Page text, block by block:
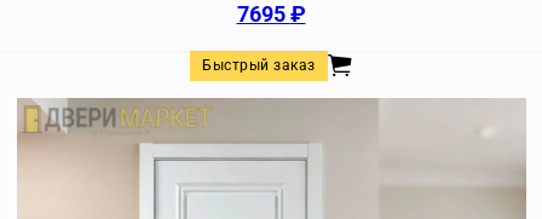
7695₽
Быстрый заказ